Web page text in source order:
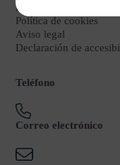
Política de privacidad
Política de cookies
Aviso legal
Declaración de
Teléfono
Correo electrónico